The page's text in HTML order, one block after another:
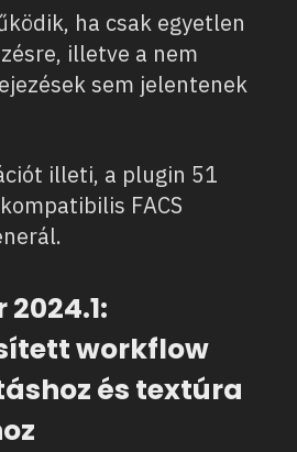
ha csak egyetlen
illetve a nem
sem jelentenek
illeti, a plugin 51
FACS
workflow
és textúra